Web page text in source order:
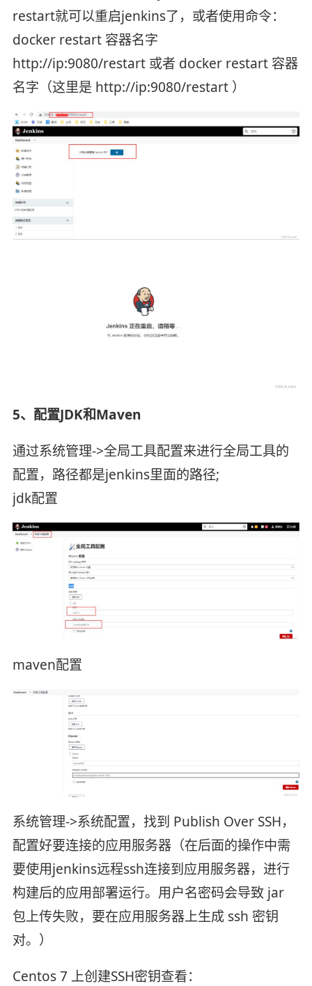
restart就可以重启jenkins了，或者使用命令：
docker restart 容器名字
http://ip:9080/restart 或者 docker restart 容器
名字（这里是 http://ip:9080/restart ）
5、配置JDK和Maven
通过系统管理->全局工具配置来进行全局工具的
配置，路径都是jenkins里面的路径;
jdk配置
maven配置
系统管理->系统配置，找到 Publish Over SSH，
配置好要连接的应用服务器（在后面的操作中需
要使用jenkins远程ssh连接到应用服务器，进行
构建后的应用部署运行。用户名密码会导致 jar
包上传失败，要在应用服务器上生成 ssh 密钥
对。）
Centos 7 上创建SSH密钥查看：